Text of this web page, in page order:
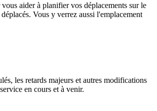
aider à planifier vos déplacements sur le
Vous y verrez aussi l'emplacement
les retards majeurs et autres modifications
en cours et à venir.